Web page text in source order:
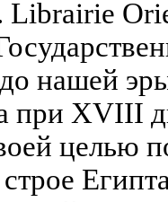
Librairie
до нашей
при XVIII
целью